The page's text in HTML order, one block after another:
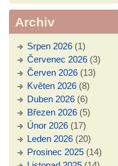
Archiv
Srpen 2026 (1)
Červenec 2026 (3)
Červen 2026 (13)
Květen 2026 (8)
Duben 2026 (6)
Březen 2026 (5)
Únor 2026 (17)
Leden 2026 (20)
Prosinec 2025 (14)